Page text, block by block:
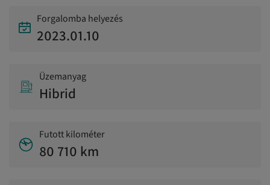
Forgalomba helyezés
2023.01.10
Üzemanyag
Hibrid
Futott kilométer
80 710 km